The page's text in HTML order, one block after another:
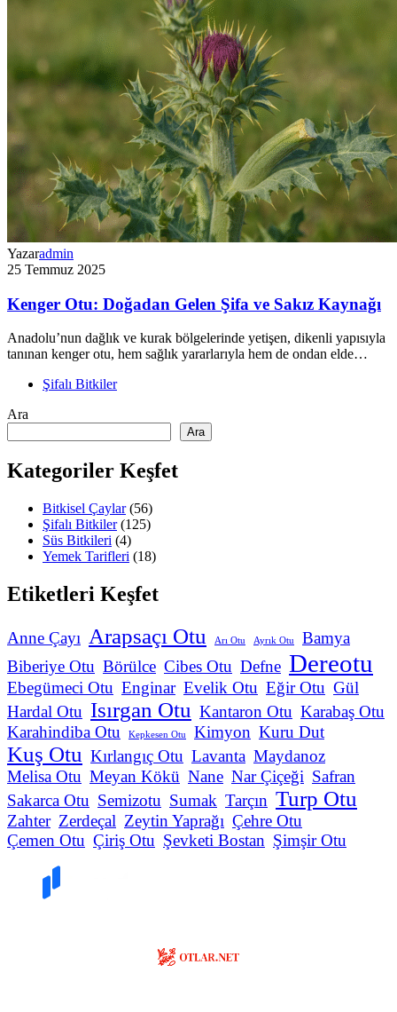
Yazaradmin
25 Temmuz 2025
Kenger Otu: Doğadan Gelen Şifa ve Sakız Kaynağı
Anadolu’nun dağlık ve kurak bölgelerinde yetişen, dikenli yapısıyla
tanınan kenger otu, hem sağlık yararlarıyla hem de ondan elde…
Şifalı Bitkiler
Ara
Ara
Kategoriler Keşfet
Bitkisel Çaylar(56)
Şifalı Bitkiler(125)
Süs Bitkileri (4)
Yemek Tarifleri (18)
Etiketleri Keşfet
Anne Çayı Arapsaçı Otu Arı Otu Ayrık Otu
Bamya
Biberiye Otu Börülce Cibes Otu Defne Dereotu
Ebegümeci Otu Enginar Evelik Otu Eğir Otu Gül
Hardal Otu Isırgan Otu Kantaron Otu Karabaş Otu
Karahindiba Otu
Kepkesen Otu Kimyon Kuru Dut
Kuş Otu Kırlangıç Otu Lavanta Maydanoz
Melisa Otu Meyan Kökü Nane Nar Çiçeği Safran
Sakarca Otu Semizotu Sumak Tarçın Turp Otu
Zahter Zerdeçal Zeytin Yaprağı Çehre Otu
Çemen Otu Çiriş Otu Şevketi Bostan Şimşir Otu